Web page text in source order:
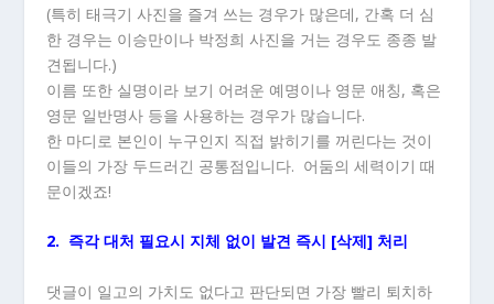
(특히 태극기 사진을 즐겨 쓰는 경우가 많은데, 간혹 더 심
한 경우는 이승만이나 박정희 사진을 거는 경우도 종종 발
견됩니다.)
이름 또한 실명이라 보기 어려운 예명이나 영문 애칭, 혹은
영문 일반명사 등을 사용하는 경우가 많습니다.
한 마디로 본인이 누구인지 직접 밝히기를 꺼린다는 것이
이들의 가장 두드러긴 공통점입니다. 어둠의 세력이기 때
문이겠죠!
2. 즉각 대처 필요시 지체 없이 발견 즉시 [삭제] 처리
댓글이 일고의 가치도 없다고 판단되면 가장 빨리 퇴치하